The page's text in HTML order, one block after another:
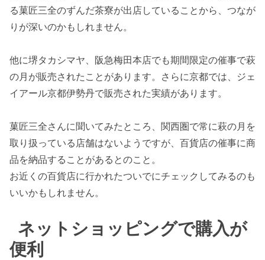
る菓匠三全のずんだ茶寮が出店していることから、つなが
りが深いのかもしれません。
他に堺タカシマヤ、阪急梅田本店でも期間限定の催事で萩
の月が販売されたことがあります。さらに京都では、ジェ
イアール京都伊勢丹で販売された実績があります。
菓匠三全さんに聞いてみたところ、関西圏で常に萩の月を
取り扱っている店舗はないようですが、百貨店の催事に商
品を納品することがあるとのこと。
お近くの百貨店に行かれたついでにチェックしてみるのも
いいかもしれません。
ネットショッピングで購入が
便利